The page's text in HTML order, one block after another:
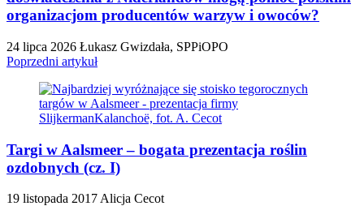
organizacjom producentów warzyw i owoców?
24 lipca 2026 Łukasz Gwizdała, SPPiOPO
Poprzedni artykuł
Targi w Aalsmeer – bogata prezentacja roślin
ozdobnych (cz. I)
19 listopada 2017 Alicja Cecot